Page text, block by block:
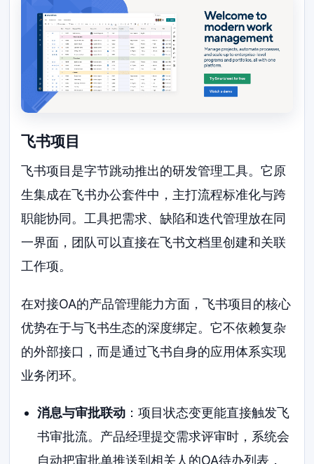
飞书项目
飞书项目是字节跳动推出的研发管理工具。它原
生集成在飞书办公套件中，主打流程标准化与跨
职能协同。工具把需求、缺陷和迭代管理放在同
一界面，团队可以直接在飞书文档里创建和关联
工作项。
在对接OA的产品管理能力方面，飞书项目的核心
优势在于与飞书生态的深度绑定。它不依赖复杂
的外部接口，而是通过飞书自身的应用体系实现
业务闭环。
消息与审批联动：项目状态变更能直接触发飞
书审批流。产品经理提交需求评审时，系统会
自动把审批单推送到相关人的OA待办列表，